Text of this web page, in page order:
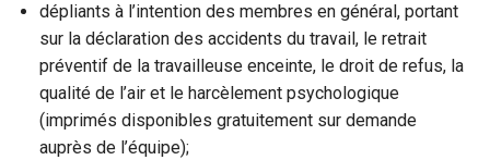
dépliants à l’intention des membres en général, portant
sur la déclaration des accidents du travail, le retrait
préventif de la travailleuse enceinte, le droit de refus, la
qualité de l’air et le harcèlement psychologique
(imprimés disponibles gratuitement sur demande
auprès de l’équipe);